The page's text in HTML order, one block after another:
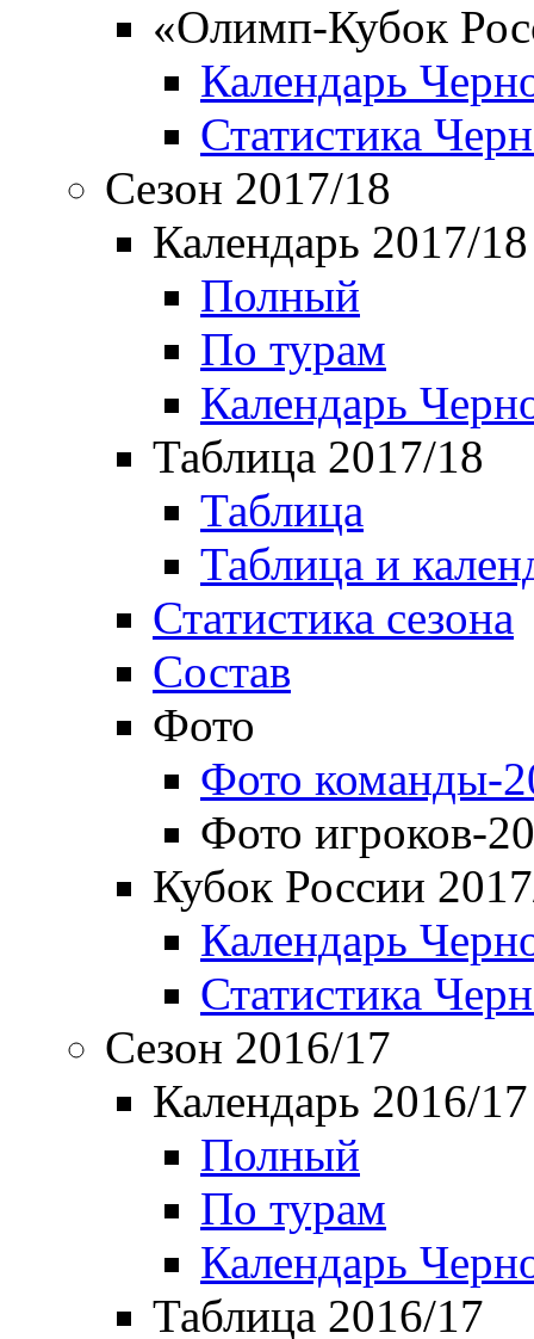
«Олимп-Кубок
Календарь
Статистика
Сезон 2017/18
Календарь 2017/18
Полный
По турам
Календарь
Таблица 2017/18
Таблица
Таблица и
Статистика сезона
Состав
Фото
Фото команды-
Фото игроков-
Кубок России
Календарь
Статистика
Сезон 2016/17
Календарь 2016/17
Полный
По турам
Календарь
Таблица 2016/17